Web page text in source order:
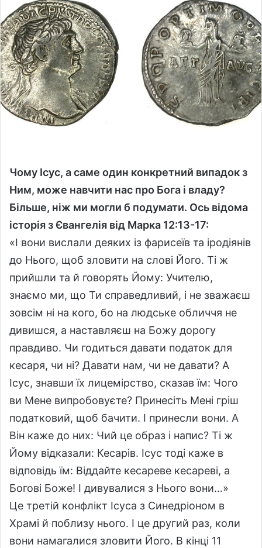
n
e
m
a
i
l
Чому Ісус, а саме один конкретний випадок з
Ним, може навчити нас про Бога і владу?
Більше, ніж ми могли б подумати. Ось відома
історія з Євангелія від Марка 12:13-17:
«І вони вислали деяких із фарисеїв та іродіянів
до Нього, щоб зловити на слові Його. Ті ж
прийшли та й говорять Йому: Учителю,
знаємо ми, що Ти справедливий, і не зважаєш
зовсім ні на кого, бо на людське обличчя не
дивишся, а наставляєш на Божу дорогу
правдиво. Чи годиться давати податок для
кесаря, чи ні? Давати нам, чи не давати? А
Ісус, знавши їх лицемірство, сказав їм: Чого
ви Мене випробовуєте? Принесіть Мені гріш
податковий, щоб бачити. І принесли вони. А
Він каже до них: Чий це образ і напис? Ті ж
Йому відказали: Кесарів. Ісус тоді каже в
відповідь їм: Віддайте кесареве кесареві, а
Богові Боже! І дивувалися з Нього вони…»
Це третій конфлікт Ісуса з Синедріоном в
Храмі й поблизу нього. І це другий раз, коли
вони намагалися зловити Його. В кінці 11